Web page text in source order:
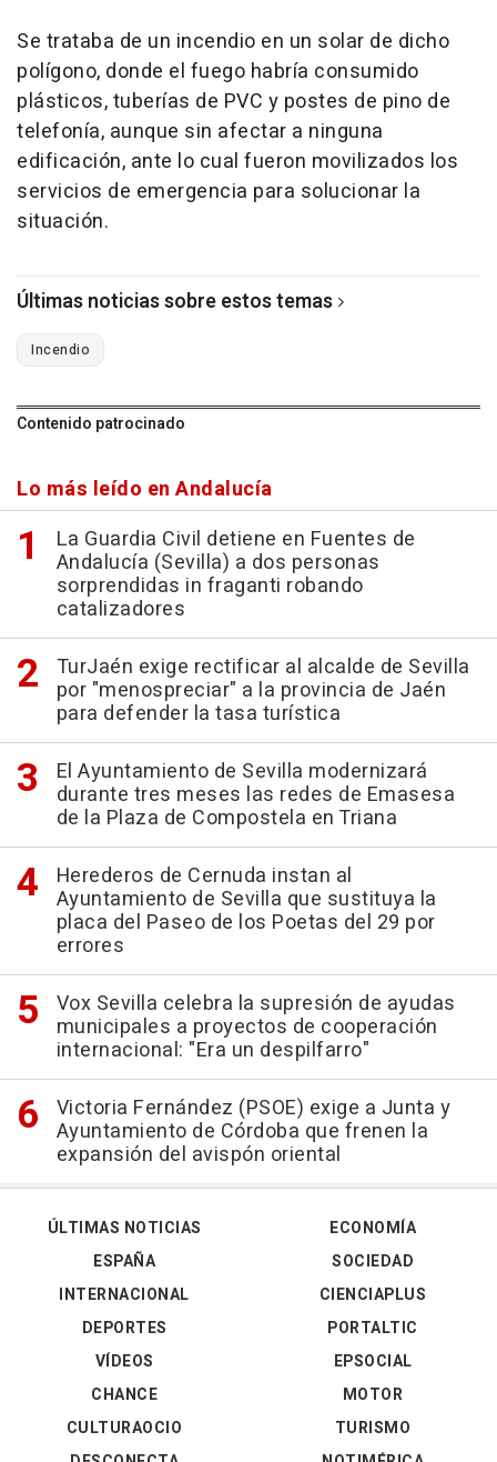
Se trataba de un incendio en un solar de dicho
polígono, donde el fuego habría consumido
plásticos, tuberías de PVC y postes de pino de
telefonía, aunque sin afectar a ninguna
edificación, ante lo cual fueron movilizados los
servicios de emergencia para solucionar la
situación.
Últimas noticias sobre estos temas
Incendio
Contenido patrocinado
Lo más leído en Andalucía
La Guardia Civil detiene en Fuentes de
Andalucía (Sevilla) a dos personas
sorprendidas in fraganti robando
catalizadores
TurJaén exige rectificar al alcalde de Sevilla
por "menospreciar" a la provincia de Jaén
para defender la tasa turística
El Ayuntamiento de Sevilla modernizará
durante tres meses las redes de Emasesa
de la Plaza de Compostela en Triana
Herederos de Cernuda instan al
Ayuntamiento de Sevilla que sustituya la
placa del Paseo de los Poetas del 29 por
errores
Vox Sevilla celebra la supresión de ayudas
municipales a proyectos de cooperación
internacional: "Era un despilfarro"
Victoria Fernández (PSOE) exige a Junta y
Ayuntamiento de Córdoba que frenen la
expansión del avispón oriental
ÚLTIMAS NOTICIAS
ESPAÑA
INTERNACIONAL
DEPORTES
VÍDEOS
ECONOMÍA
SOCIEDAD
CIENCIAPLUS
PORTALTIC
EPSOCIAL
CHANCE
CULTURAOCIO
MOTOR
TURISMO